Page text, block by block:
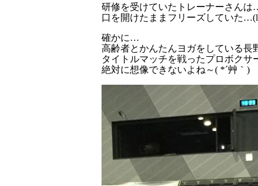
研修を受けていたトレーナーさんは
口を開けたままフリーズしていた
確かに…
高齢者とかんたんヨガをしている長
タイトルマッチを戦ったプロボクサ
絶対に想像できないよね～( *´艸｀)